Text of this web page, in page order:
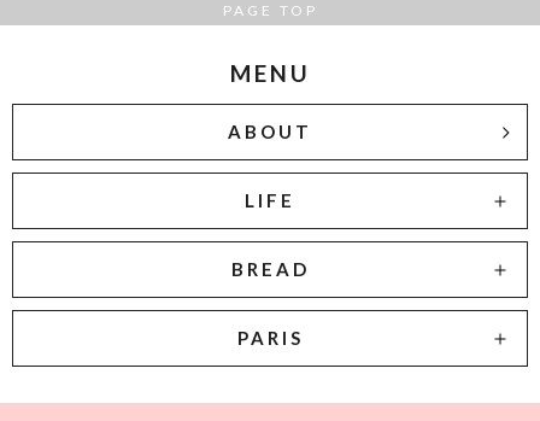
PAGE TOP
MENU
ABOUT
LIFE
BREAD
PARIS